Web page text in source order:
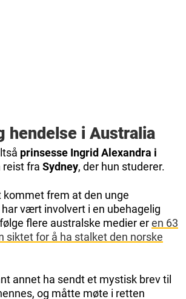
hendelse i Australia
prinsesse Ingrid Alexandra i
reist fra Sydney, der hun studerer.
kommet frem at den unge
vært involvert i en ubehagelig
flere australske medier eren 63
siktet for å ha stalket den norske
annet ha sendt et mystisk brev til
og måtte møte i retten